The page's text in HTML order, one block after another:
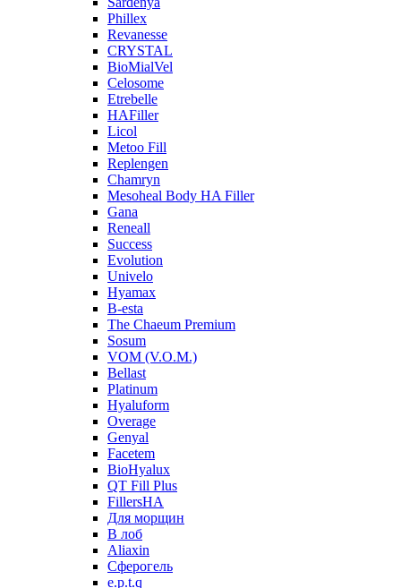
Phillex
Revanesse
CRYSTAL
BioMialVel
Celosome
Etrebelle
HAFiller
Licol
Metoo Fill
Replengen
Chamryn
Mesoheal Body HA Filler
Gana
Reneall
Success
Evolution
Univelo
Hyamax
B-esta
The Chaeum Premium
Sosum
VOM (V.O.M.)
Bellast
Platinum
Hyaluform
Overage
Genyal
Facetem
BioHyalux
QT Fill Plus
FillersHA
Для морщин
В лоб
Aliaxin
Сферогель
e.p.t.q